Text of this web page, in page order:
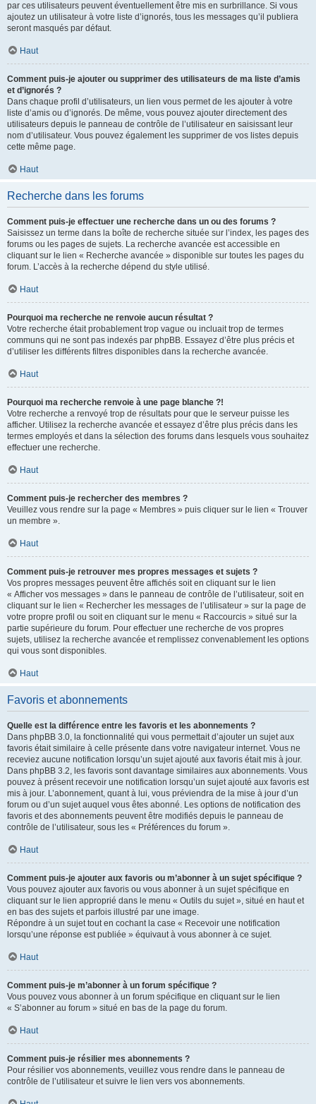
par ces utilisateurs peuvent éventuellement être mis en surbrillance. Si vous
ajoutez un utilisateur à votre liste d’ignorés, tous les messages qu’il publiera
seront masqués par défaut.
Haut
Comment puis-je ajouter ou supprimer des utilisateurs de ma liste d’amis
et d’ignorés ?
Dans chaque profil d’utilisateurs, un lien vous permet de les ajouter à votre
liste d’amis ou d’ignorés. De même, vous pouvez ajouter directement des
utilisateurs depuis le panneau de contrôle de l’utilisateur en saisissant leur
nom d’utilisateur. Vous pouvez également les supprimer de vos listes depuis
cette même page.
Haut
Recherche dans les forums
Comment puis-je effectuer une recherche dans un ou des forums ?
Saisissez un terme dans la boîte de recherche située sur l’index, les pages des
forums ou les pages de sujets. La recherche avancée est accessible en
cliquant sur le lien « Recherche avancée » disponible sur toutes les pages du
forum. L’accès à la recherche dépend du style utilisé.
Haut
Pourquoi ma recherche ne renvoie aucun résultat ?
Votre recherche était probablement trop vague ou incluait trop de termes
communs qui ne sont pas indexés par phpBB. Essayez d’être plus précis et
d’utiliser les différents filtres disponibles dans la recherche avancée.
Haut
Pourquoi ma recherche renvoie à une page blanche ?!
Votre recherche a renvoyé trop de résultats pour que le serveur puisse les
afficher. Utilisez la recherche avancée et essayez d’être plus précis dans les
termes employés et dans la sélection des forums dans lesquels vous souhaitez
effectuer une recherche.
Haut
Comment puis-je rechercher des membres ?
Veuillez vous rendre sur la page « Membres » puis cliquer sur le lien « Trouver
un membre ».
Haut
Comment puis-je retrouver mes propres messages et sujets ?
Vos propres messages peuvent être affichés soit en cliquant sur le lien
« Afficher vos messages » dans le panneau de contrôle de l’utilisateur, soit en
cliquant sur le lien « Rechercher les messages de l’utilisateur » sur la page de
votre propre profil ou soit en cliquant sur le menu « Raccourcis » situé sur la
partie supérieure du forum. Pour effectuer une recherche de vos propres
sujets, utilisez la recherche avancée et remplissez convenablement les options
qui vous sont disponibles.
Haut
Favoris et abonnements
Quelle est la différence entre les favoris et les abonnements ?
Dans phpBB 3.0, la fonctionnalité qui vous permettait d’ajouter un sujet aux
favoris était similaire à celle présente dans votre navigateur internet. Vous ne
receviez aucune notification lorsqu’un sujet ajouté aux favoris était mis à jour.
Dans phpBB 3.2, les favoris sont davantage similaires aux abonnements. Vous
pouvez à présent recevoir une notification lorsqu’un sujet ajouté aux favoris est
mis à jour. L’abonnement, quant à lui, vous préviendra de la mise à jour d’un
forum ou d’un sujet auquel vous êtes abonné. Les options de notification des
favoris et des abonnements peuvent être modifiés depuis le panneau de
contrôle de l’utilisateur, sous les « Préférences du forum ».
Haut
Comment puis-je ajouter aux favoris ou m’abonner à un sujet spécifique ?
Vous pouvez ajouter aux favoris ou vous abonner à un sujet spécifique en
cliquant sur le lien approprié dans le menu « Outils du sujet », situé en haut et
en bas des sujets et parfois illustré par une image.
Répondre à un sujet tout en cochant la case « Recevoir une notification
lorsqu’une réponse est publiée » équivaut à vous abonner à ce sujet.
Haut
Comment puis-je m’abonner à un forum spécifique ?
Vous pouvez vous abonner à un forum spécifique en cliquant sur le lien
« S’abonner au forum » situé en bas de la page du forum.
Haut
Comment puis-je résilier mes abonnements ?
Pour résilier vos abonnements, veuillez vous rendre dans le panneau de
contrôle de l’utilisateur et suivre le lien vers vos abonnements.